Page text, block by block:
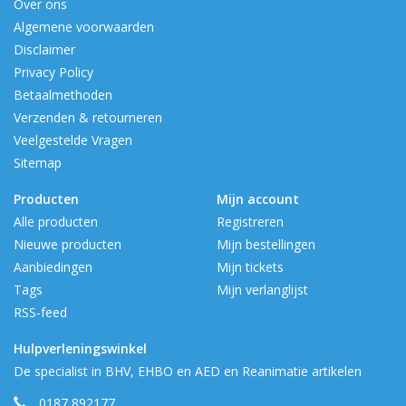
Over ons
Algemene voorwaarden
Disclaimer
Privacy Policy
Betaalmethoden
Verzenden & retourneren
Veelgestelde Vragen
Sitemap
Producten
Alle producten
Nieuwe producten
Aanbiedingen
Tags
RSS-feed
Mijn account
Registreren
Mijn bestellingen
Mijn tickets
Mijn verlanglijst
Hulpverleningswinkel
De specialist in BHV, EHBO en AED en Reanimatie artikelen